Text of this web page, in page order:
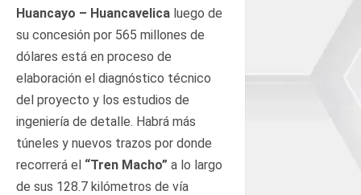
Huancayo – Huancavelica luego de
su concesión por 565 millones de
dólares está en proceso de
elaboración el diagnóstico técnico
del proyecto y los estudios de
ingeniería de detalle. Habrá más
túneles y nuevos trazos por donde
recorrerá el “Tren Macho” a lo largo
de sus 128.7 kilómetros de vía